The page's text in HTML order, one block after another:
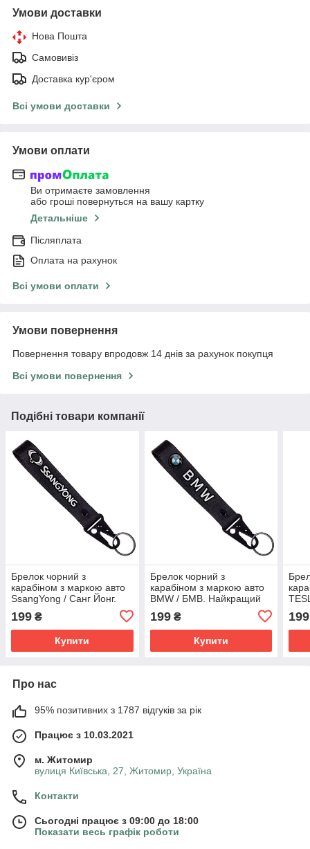
Умови доставки
Нова Пошта
Самовивіз
Доставка кур'єром
Всі умови доставки
Умови оплати
Ви отримаєте замовлення
або гроші повернуться на вашу картку
Детальніше
Післяплата
Оплата на рахунок
Всі умови оплати
Умови повернення
Повернення товару впродовж 14 днів за рахунок покупця
Всі умови повернення
Подібні товари компанії
Брелок чорний з
карабіном з маркою авто
SsangYong / Санг Йонг.
чоловіку
199 ₴
Купити
Брелок чорний з
карабіном з маркою авто
BMW / БМВ. Найкращий
199₴
Купити
199
Про нас
95% позитивних з 1787 відгуків за рік
Працює з 10.03.2021
м. Житомир
вулиця Київська, 27, Житомир, Україна
Контакти
Сьогодні працює з 09:00 до 18:00
Показати весь графік роботи